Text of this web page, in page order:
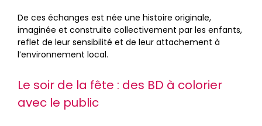
De ces échanges est née une histoire originale,
imaginée et construite collectivement par les enfants,
reflet de leur sensibilité et de leur attachement à
l’environnement local.
Le soir de la fête : des BD à colorier
avec le public